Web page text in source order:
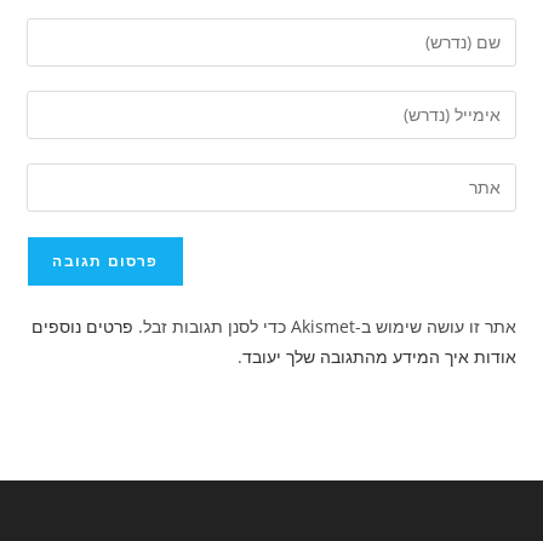
את
השם
שלך
שם
משתמש
את
כתובת
דואר
את
שלך
(אופציונלי)
אתר זו עושה שימוש ב-Akismet כדי לסנן תגובות זבל.
פרטים נוספים
אודות איך המידע מהתגובה שלך יעובד.